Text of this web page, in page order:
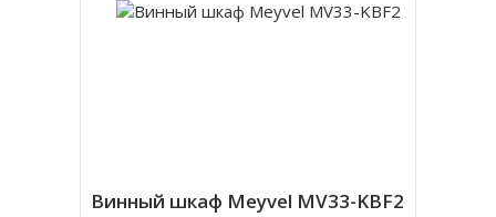
Винный шкаф Meyvel MV33-KBF2